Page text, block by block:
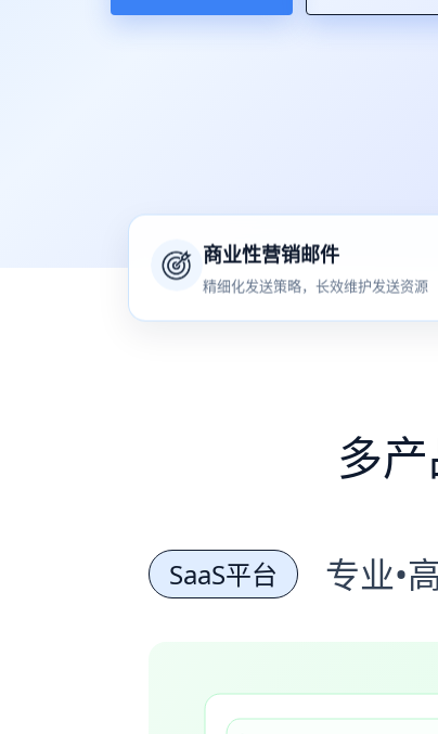
商业性营销邮件
精细化发送策略，长效维护发送资源
多
SaaS平台 专业•